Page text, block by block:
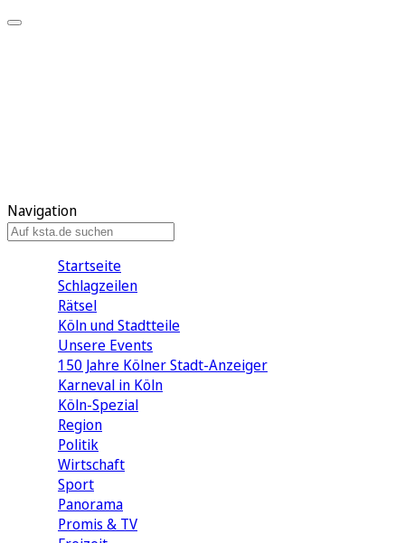
Navigation
Startseite
Schlagzeilen
Rätsel
Köln und Stadtteile
Unsere Events
150 Jahre Kölner Stadt-Anzeiger
Karneval in Köln
Köln-Spezial
Region
Politik
Wirtschaft
Sport
Panorama
Promis & TV